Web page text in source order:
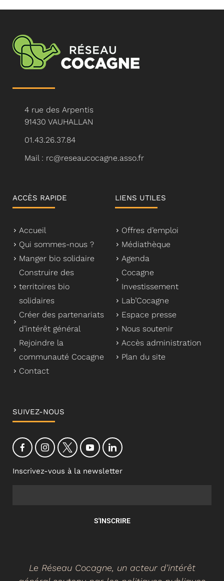
4 rue des Arpentis
91430 VAUHALLAN
01.43.26.37.84
Mail : rc@reseaucocagne.asso.fr
ACCÈS RAPIDE
Accueil
Qui sommes-nous ?
Manger bio solidaire
Construire des
territoires bio
solidaires
Créer des partenariats
d’intérêt général
Rejoindre la
communauté Cocagne
Contact
LIENS UTILES
Offres d’emploi
Médiathèque
Agenda
Cocagne
Investissement
Lab’Cocagne
Espace presse
Nous soutenir
Accès administration
Plan du site
SUIVEZ-NOUS
Inscrivez-vous à la newsletter
S'INSCRIRE
Le Réseau Cocagne, un acteur d’intérêt